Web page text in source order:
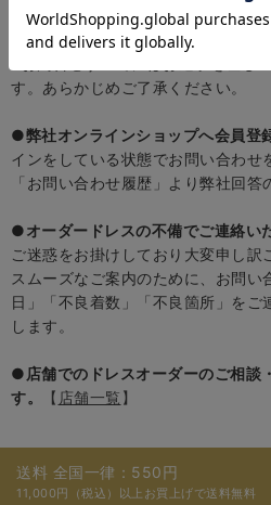
恐れ入りますが、再度お問い合わせ
ます。
す。あらかじめご了承ください。
●弊社オンラインショップへ会員登
インをしている状態でお問い合わせ
「お問い合わせ履歴」より弊社回答
●オーダードレスの不備でご連絡い
ご迷惑をお掛けしており大変申し訳
スムーズなご案内のために、お問い
日」「不良着数」「不良箇所」をご
します。
● 店舗でのドレスオーダーのご相談
す。
【 店舗一覧 】
送料 全国一律：550円
11,000円（税込）以上お買上げで送料無料